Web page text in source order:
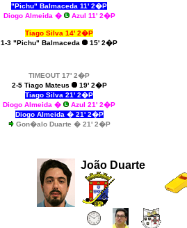
"Pichu" Balmaceda 11' 2�P
Diogo Almeida �
Azul 11' 2�P
Tiago Silva 14' 2�P
1-3 "Pichu" Balmaceda
15' 2�P
TIMEOUT 17' 2�P
2-5 Tiago Mateus
19' 2�P
Tiago Silva 21' 2�P
Diogo Almeida �
Azul 21' 2�P
Diogo Almeida � 21' 2�P
Gon�alo Duarte � 21' 2�P
João Duarte